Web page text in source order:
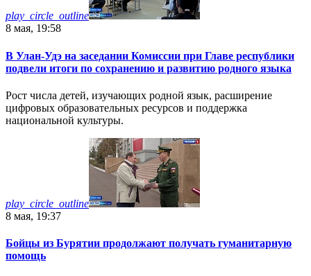
play_circle_outline
8 мая, 19:58
В Улан-Удэ на заседании Комиссии при Главе республики
подвели итоги по сохранению и развитию родного языка
Рост числа детей, изучающих родной язык, расширение
цифровых образовательных ресурсов и поддержка
национальной культуры.
play_circle_outline
8 мая, 19:37
Бойцы из Бурятии продолжают получать гуманитарную
помощь